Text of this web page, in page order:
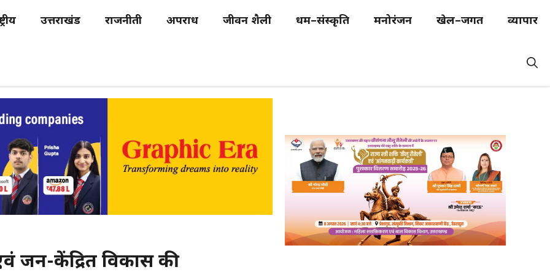
उत्तराखंड राजनीती अपराध जीवन शैली धर्म–संस्कृति मनोरंजन खेल–जगत व्यापार
एवं जन-केंद्रित विकास की